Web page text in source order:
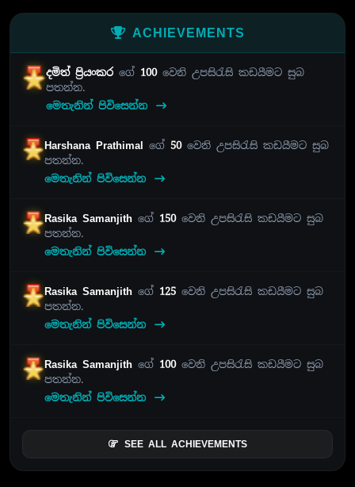
ACHIEVEMENTS
දමිත් ප්‍රියංකරගේ 100වෙනි උපසිරැසි කඩයීමට සුබ
පතන්න.
මෙතැනින් පිවිසෙන්න
Harshana Prathimal ගේ 50වෙනි උපසිරැසි කඩයීමට සුබ
පතන්න.
මෙතැනින් පිවිසෙන්න
Rasika Samanjithගේ 150වෙනි උපසිරැසි කඩයීමට සුබ
පතන්න.
මෙතැනින් පිවිසෙන්න
Rasika Samanjithගේ 125 වෙනි උපසිරැසි කඩයීමට සුබ
පතන්න.
මෙතැනින් පිවිසෙන්න
Rasika Samanjithගේ 100වෙනි උපසිරැසි කඩයීමට සුබ
පතන්න.
මෙතැනින් පිවිසෙන්න
SEE ALL ACHIEVEMENTS